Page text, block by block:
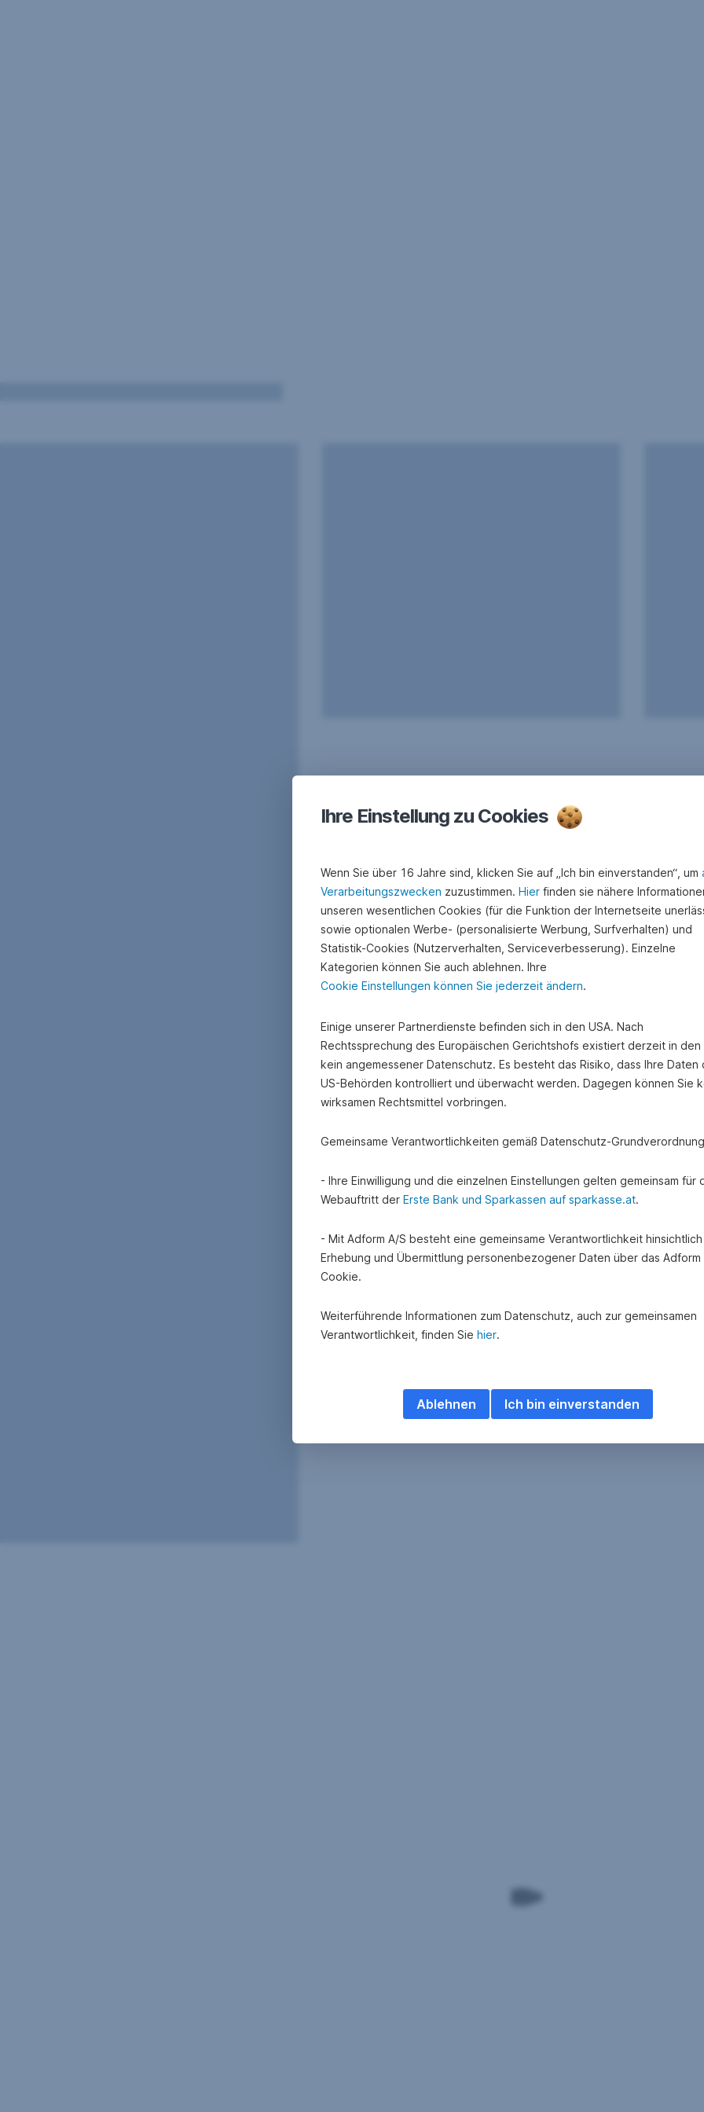
Ihre Einstellung zu Cookies
Wenn Sie über 16 Jahre sind, klicken Sie auf „Ich bin einverstanden“, um
Verarbeitungszwecken zuzustimmen. Hier finden sie nähere
unseren wesentlichen Cookies (für die Funktion der Internetseite
sowie optionalen Werbe- (personalisierte Werbung, Surfverhalten) und
Statistik-Cookies (Nutzerverhalten, Serviceverbesserung). Einzelne
Kategorien können Sie auch ablehnen. Ihre
Cookie Einstellungen können Sie jederzeit ändern.
Einige unserer Partnerdienste befinden sich in den USA. Nach
Rechtssprechung des Europäischen Gerichtshofs existiert derzeit in den
kein angemessener Datenschutz. Es besteht das Risiko, dass Ihre Daten
US-Behörden kontrolliert und überwacht werden. Dagegen können Sie
wirksamen Rechtsmittel vorbringen.
Gemeinsame Verantwortlichkeiten gemäß Datenschutz-
- Ihre Einwilligung und die einzelnen Einstellungen gelten gemeinsam für
Webauftritt der Erste Bank und Sparkassen auf sparkasse.at.
- Mit Adform A/S besteht eine gemeinsame Verantwortlichkeit hinsichtlich
Erhebung und Übermittlung personenbezogener Daten über das Adform
Cookie.
Weiterführende Informationen zum Datenschutz, auch zur gemeinsamen
Verantwortlichkeit, finden Sie hier.
Ich bin einverstanden
Ablehnen